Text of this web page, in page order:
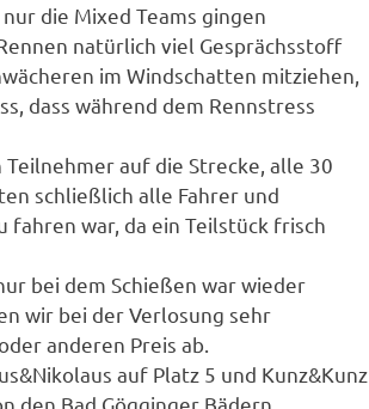
die Mixed Teams gingen
natürlich viel Gesprächsstoff
im Windschatten mitziehen,
dass während dem Rennstress
auf die Strecke, alle 30
schließlich alle Fahrer und
fahren war, da ein Teilstück frisch
bei dem Schießen war wieder
wir bei der Verlosung sehr
anderen Preis ab.
auf Platz 5 und Kunz&Kunz
den Bad Gögginger Bädern